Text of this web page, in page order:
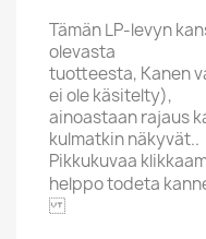
Tämän LP-levyn
olevasta
tuotteesta, Kanen
ei ole käsitelty),
ainoastaan rajaus
kulmatkin näkyvät..
Pikkukuvaa
helppo todeta